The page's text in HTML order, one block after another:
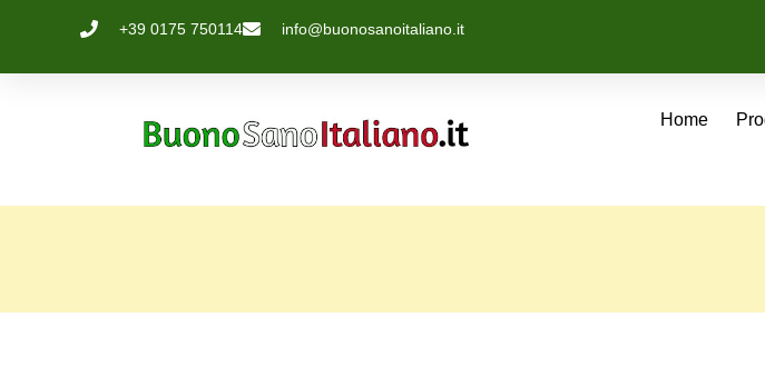
+39 0175 750114 info@buonosanoitaliano.it
Home